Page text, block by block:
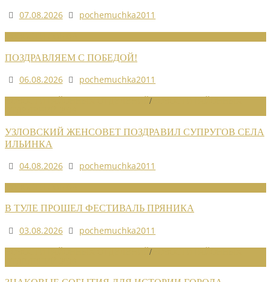
07.08.2026
pochemuchka2011
ПОЗДРАВЛЯЕМ С ПОБЕДОЙ!
06.08.2026
pochemuchka2011
/
УЗЛОВСКИЙ ЖЕНСОВЕТ ПОЗДРАВИЛ СУПРУГОВ СЕЛА
ИЛЬИНКА
04.08.2026
pochemuchka2011
В ТУЛЕ ПРОШЕЛ ФЕСТИВАЛЬ ПРЯНИКА
03.08.2026
pochemuchka2011
/